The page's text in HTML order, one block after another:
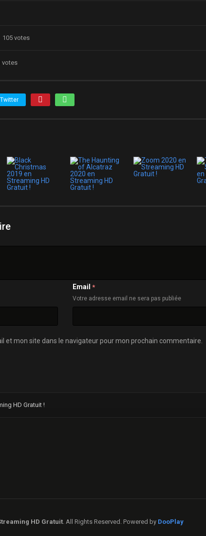
105 votes
votes
Twitter
Email *
Votre adresse email ne sera pas publiée
et mon site dans le navigateur pour mon prochain commentaire.
HD Gratuit !
HD Gratuit. All Rights Reserved. Powered by DooPlay